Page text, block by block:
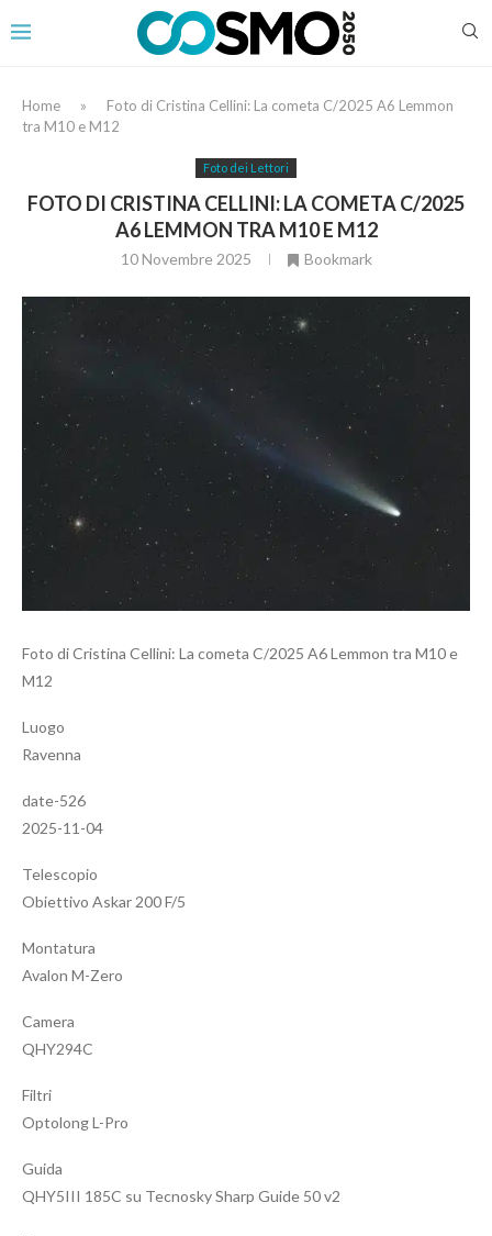
Home »
Foto di Cristina Cellini: La cometa C/2025 A6 Lemmon
tra M10 e M12
Foto dei Lettori
FOTO DI CRISTINA CELLINI: LA COMETA C/2025
A6 LEMMON TRA M10 E M12
10 Novembre 2025 Bookmark
Foto di Cristina Cellini: La cometa C/2025 A6 Lemmon tra M10 e
M12
Luogo
Ravenna
date-526
2025-11-04
Telescopio
Obiettivo Askar 200 F/5
Montatura
Avalon M-Zero
Camera
QHY294C
Filtri
Optolong L-Pro
Guida
QHY5III 185C su Tecnosky Sharp Guide 50 v2